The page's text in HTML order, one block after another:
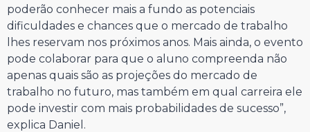
poderão conhecer mais a fundo as potenciais
dificuldades e chances que o mercado de trabalho
lhes reservam nos próximos anos. Mais ainda, o evento
pode colaborar para que o aluno compreenda não
apenas quais são as projeções do mercado de
trabalho no futuro, mas também em qual carreira ele
pode investir com mais probabilidades de sucesso”,
explica Daniel.